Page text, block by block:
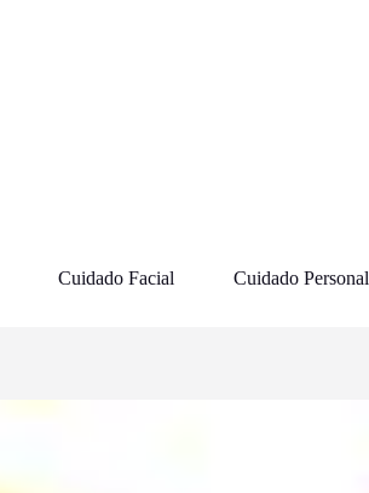
Cuidado Facial Cuidado Personal